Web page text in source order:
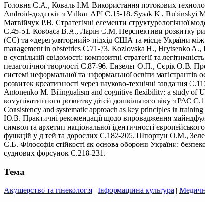
Головня С.А., Коваль І.М. Використання потокових
Android-додатків з Vulkan API С.15-18. Sysak K., Rubinskyi
Матвійчук Р.В. Стратегічні елементи структурологічної
С.45-51. Ковбаса В.А., Ларін С.М. Перспективи розвитку
(ЄС) та «дерегуляторний» підхід США та місце України
management in obstetrics С.71-73. Kozlovska H., Hrytsenko
в суспільній свідомості: композитні стратегії та
педагогічної творчості С.87-96. Ензельт О.П., Сєрік О.В.
системі неформальної та інформальної освіти
розвиток креативності через науково-технічні завдання
Antonenko M. Bilingualism and cognitive flexibility: a study of
комунікативного розвитку дітей дошкільного віку з РАС
Consistency and systematic approach as key principles in
Ю.В. Практичні рекомендації щодо впровадження
символ та архетип національної ідентичності
функцій у дітей та дорослих С.182-205. Шпортун О.М.,
Є.В. Філософія стійкості як основа оборони України:
суднових форсунок С.218-231.
Тема
Акушерство та гінекологія | Інформаційна культура |